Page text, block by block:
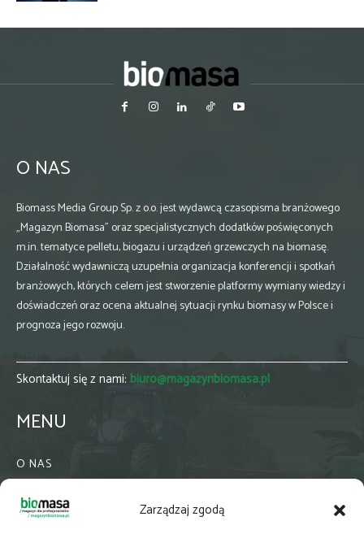
Zarządzaj zgodą
O NAS
Biomass Media Group Sp. z o.o. jest wydawcą czasopisma branżowego
„Magazyn Biomasa” oraz specjalistycznych dodatków poświęconych
m.in. tematyce pelletu, biogazu i urządzeń grzewczych na biomasę.
Działalność wydawniczą uzupełnia organizacja konferencji i spotkań
branżowych, których celem jest stworzenie platformy wymiany wiedzy i
doświadczeń oraz ocena aktualnej sytuacji rynku biomasy w Polsce i
prognoza jego rozwoju.
Skontaktuj się z nami: biuro@magazynbiomasa.pl
MENU
O NAS
WSPÓŁPRACA